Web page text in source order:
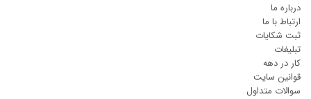
درباره ما
ارتباط با ما
ثبت شکایات
تبلیغات
کار در دهه
قوانین سایت
سوالات متداول